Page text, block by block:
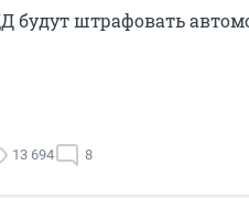
будут штрафовать
13 694 8